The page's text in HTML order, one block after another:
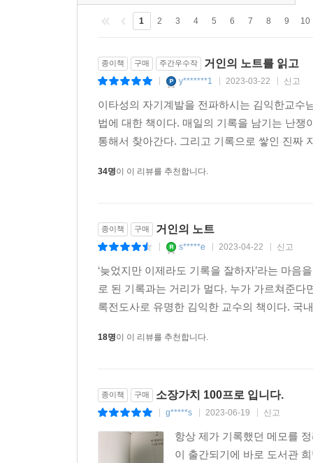
1 2 3 4 5 6 7 8 9 10
종이책 구매 주간우수작 거인의 노트를 읽고
y*******1 2023-03-22 신고
이타성의 자기계발을 전파하시는 김익한교수
법에 대한 책이다. 매일의 기록을 남기는 난
통해서 찾아간다. 그리고 기록으로 쌓인 진짜
34명이 이 리뷰를 추천합니다.
종이책 구매 거인의 노트
s*****e 2023-04-22 신고
‘늦었지만 이제라도 기록을 잘하자’라는 마음
로 된 기록과는 거리가 멀다. 누가 가르쳐준
록전도사로 유명한 김익한 교수의 책이다. 국
18명이 이 리뷰를 추천합니다.
종이책 구매 소장가치 100프로 입니다.
g*****s 2023-06-19 신고
항상 제가 기록했던 메모를
이 출간되기에 바로 도서관